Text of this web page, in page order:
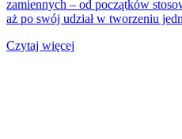
zamiennych – od początków
aż po swój udział w tworzeniu
Czytaj więcej